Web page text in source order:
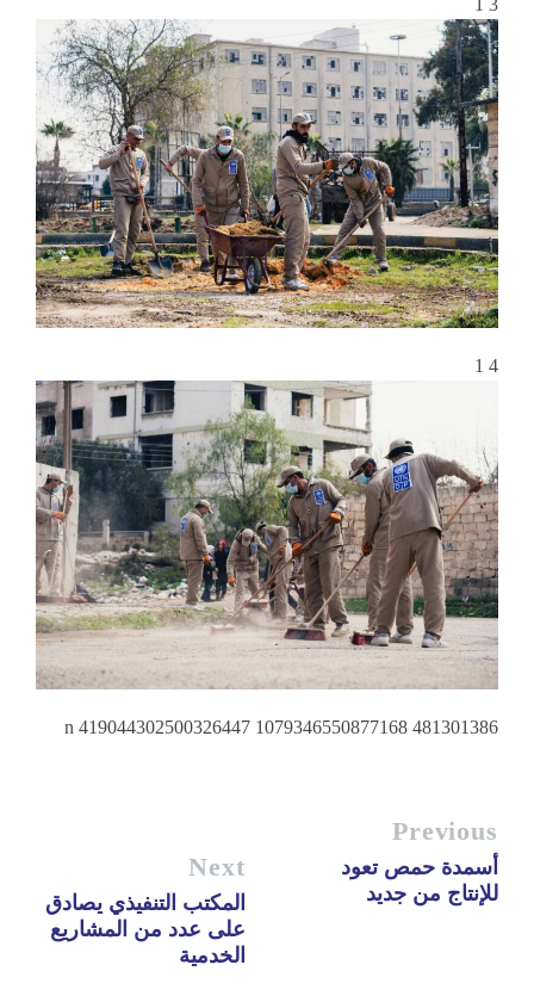
3 1
4 1
481301386 1079346550877168 419044302500326447 n
Previous
أسمدة حمص تعود
للإنتاج من جديد
Next
المكتب التنفيذي يصادق
على عدد من المشاريع
الخدمية